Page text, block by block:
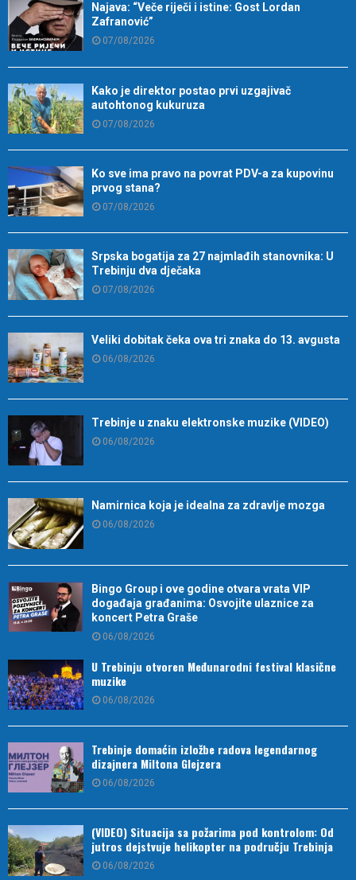
Najava: “Veče riječi i istine: Gost Lordan
Zafranović”
07/08/2026
Kako je direktor postao prvi uzgajivač
autohtonog kukuruza
07/08/2026
Ko sve ima pravo na povrat PDV-a za kupovinu
prvog stana?
07/08/2026
Srpska bogatija za 27 najmlađih stanovnika: U
Trebinju dva dječaka
07/08/2026
Veliki dobitak čeka ova tri znaka do 13. avgusta
06/08/2026
Trebinje u znaku elektronske muzike (VIDEO)
06/08/2026
Namirnica koja je idealna za zdravlje mozga
06/08/2026
Bingo Group i ove godine otvara vrata VIP
događaja građanima: Osvojite ulaznice za
koncert Petra Graše
06/08/2026
U Trebinju otvoren Međunarodni festival klasične
muzike
06/08/2026
Trebinje domaćin izložbe radova legendarnog
dizajnera Miltona Glejzera
06/08/2026
(VIDEO) Situacija sa požarima pod kontrolom: Od
jutros dejstvuje helikopter na području Trebinja
06/08/2026